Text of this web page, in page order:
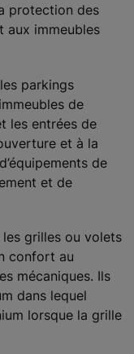
protection des
aux immeubles
parkings
de
les entrées de
et à la
de
et de
les grilles ou volets
confort au
mécaniques. Ils
dans lequel
lorsque la grille